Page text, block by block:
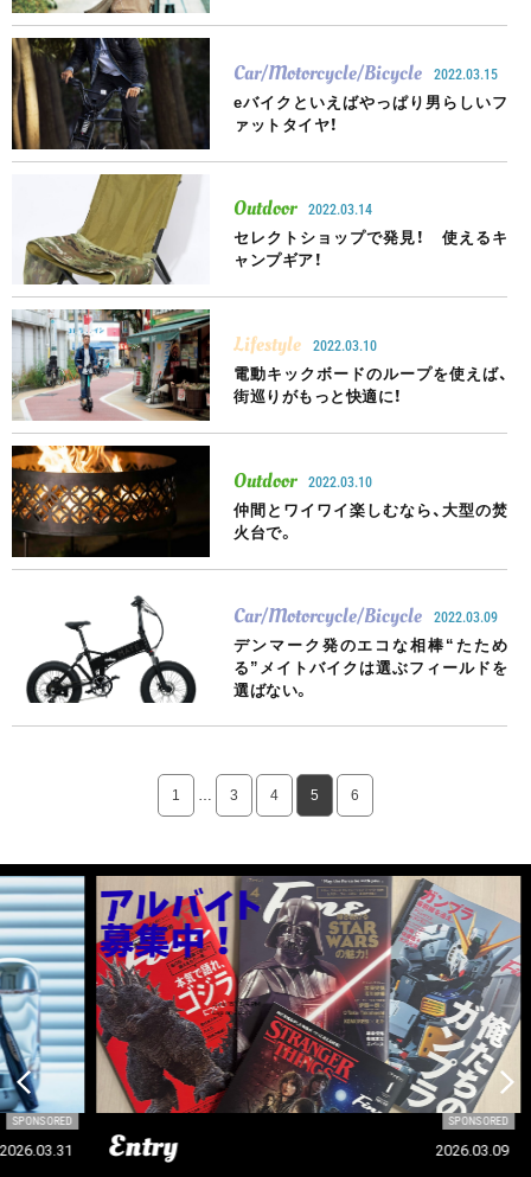
Car/Motorcycle/Bicycle 2022.03.15
eバイクといえばやっぱり男らしいフ
ァットタイヤ！
Outdoor 2022.03.14
セレクトショップで発見！ 使えるキ
ャンプギア！
Lifestyle 2022.03.10
電動キックボードのループを使えば、
街巡りがもっと快適に！
Outdoor 2022.03.10
仲間とワイワイ楽しむなら、大型の焚
火台で。
Car/Motorcycle/Bicycle 2022.03.09
デンマーク発のエコな相棒“たため
る”メイトバイクは選ぶフィールドを
選ばない。
1 3 4 5 6
SPONSORED
Entry 2026.03.09